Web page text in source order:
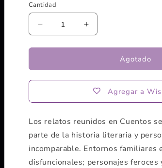
Cantidad
Reducir
cantidad
para
secretos
de
Aumentar
cantidad
para
secretos
de
Aurora
Agotado
Agregar a
Los relatos reunidos en Cuentos
parte de la historia literaria y
incomparable. Entornos familiares
disfuncionales; personajes feroces